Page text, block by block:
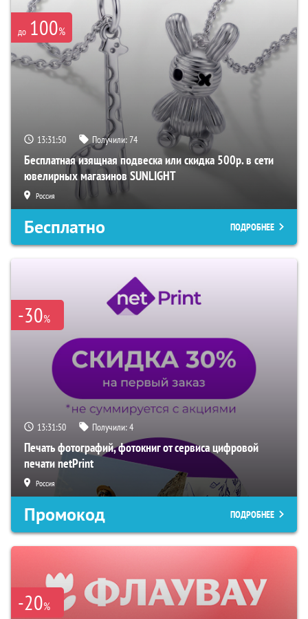
до 100%
13:31:49 Получили:74
Бесплатная изящная подвеска или скидка 500р. в сети
ювелирных магазинов SUNLIGHT
Россия
Бесплатно ПОДРОБНЕЕ
-30%
13:31:49 Получили:4
Печать фотографий, фотокниг от сервиса цифровой
печати netPrint
Россия
Промокод ПОДРОБНЕЕ
-20%